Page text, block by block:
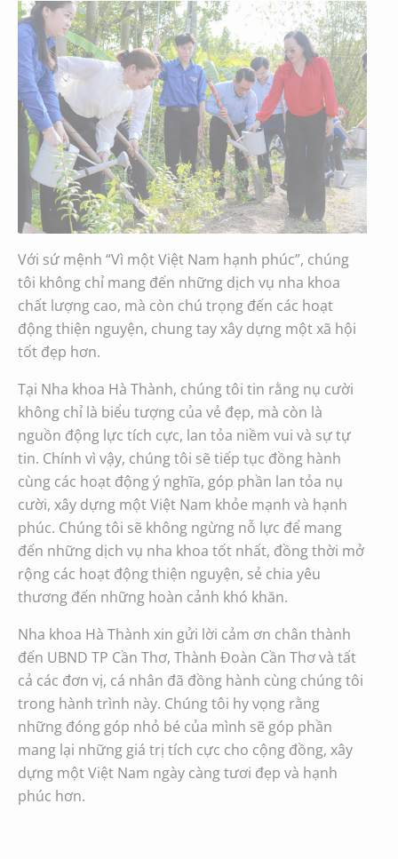
Với sứ mệnh “Vì một Việt Nam hạnh phúc”, chúng
tôi không chỉ mang đến những dịch vụ nha khoa
chất lượng cao, mà còn chú trọng đến các hoạt
động thiện nguyện, chung tay xây dựng một xã hội
tốt đẹp hơn.
Tại Nha khoa Hà Thành, chúng tôi tin rằng nụ cười
không chỉ là biểu tượng của vẻ đẹp, mà còn là
nguồn động lực tích cực, lan tỏa niềm vui và sự tự
tin. Chính vì vậy, chúng tôi sẽ tiếp tục đồng hành
cùng các hoạt động ý nghĩa, góp phần lan tỏa nụ
cười, xây dựng một Việt Nam khỏe mạnh và hạnh
phúc. Chúng tôi sẽ không ngừng nỗ lực để mang
đến những dịch vụ nha khoa tốt nhất, đồng thời mở
rộng các hoạt động thiện nguyện, sẻ chia yêu
thương đến những hoàn cảnh khó khăn.
Nha khoa Hà Thành xin gửi lời cảm ơn chân thành
đến UBND TP Cần Thơ, Thành Đoàn Cần Thơ và tất
cả các đơn vị, cá nhân đã đồng hành cùng chúng tôi
trong hành trình này. Chúng tôi hy vọng rằng
những đóng góp nhỏ bé của mình sẽ góp phần
mang lại những giá trị tích cực cho cộng đồng, xây
dựng một Việt Nam ngày càng tươi đẹp và hạnh
phúc hơn.